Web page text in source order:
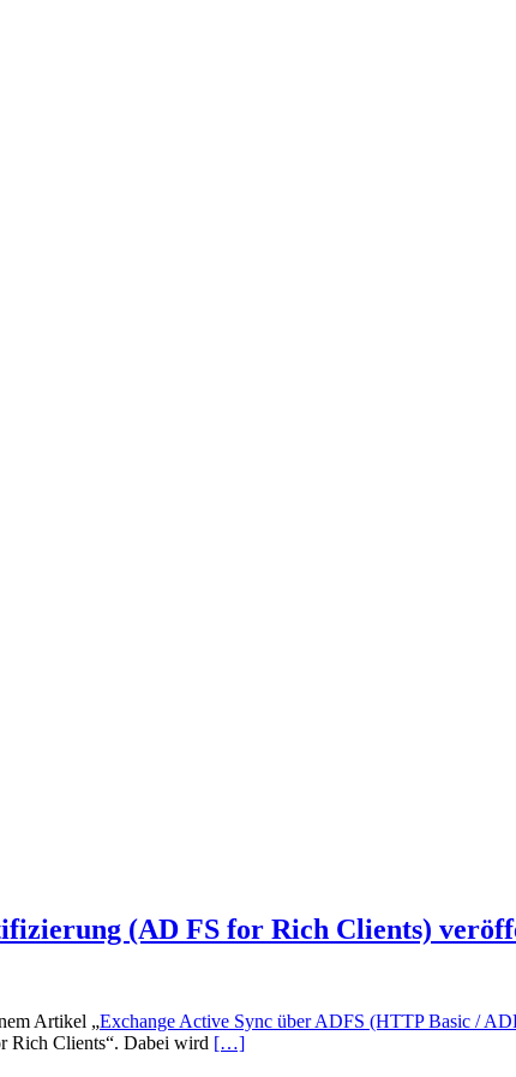
(AD FS for Rich Clients)
Artikel „Exchange Active Sync über ADFS (HTTP Basic /
Rich Clients“. Dabei wird […]